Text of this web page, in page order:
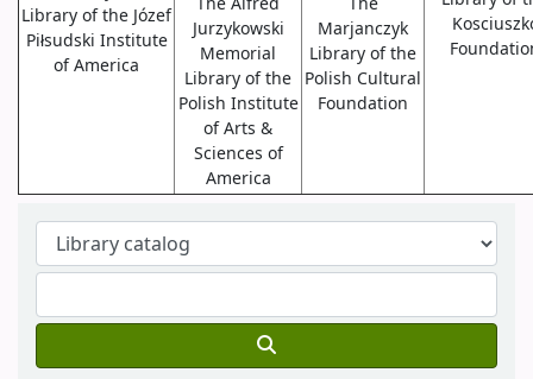
Library of the Józef
Piłsudski Institute
of America
Jurzykowski
Memorial
Library of the
Polish Institute
of Arts &
Sciences of
America
Marjanczyk
Library of the
Polish Cultural
Foundation